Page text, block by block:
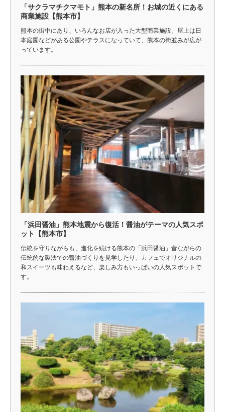
「サクラマチクマモト」熊本の新名所！お城の近くにある
商業施設【熊本市】
熊本の街中にあり、いろんなお店が入った大型商業施設。屋上は日
本庭園などがある公園やテラスになっていて、熊本の街並みが広が
っています。
「浜田醤油」熊本地震から復活！醤油がテーマの人気スポ
ット【熊本市】
伝統を守りながらも、進化を続ける熊本の「浜田醤油」昔ながらの
伝統的な製法での醤油づくりを見学したり、カフェでオリジナルの
和スイーツも味わえるなど、楽しみ方もいっぱいの人気スポットで
す。